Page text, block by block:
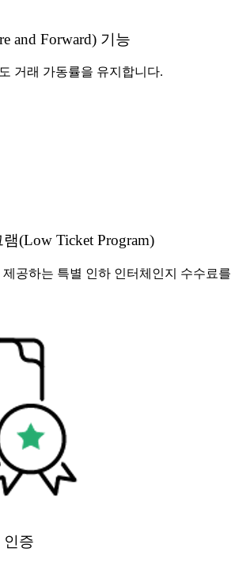
and Forward) 기능
거래 가동률을 유지합니다.
(Low Ticket Program)
제공하는 특별 인하 인터체인지 수수료를
인증